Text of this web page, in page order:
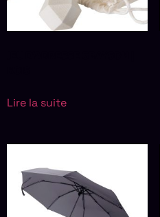
Lire la suite